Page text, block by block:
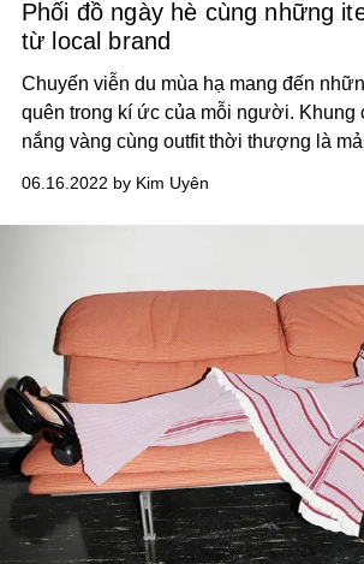
Phối đồ ngày hè cùng những
từ local brand
Chuyến viễn du mùa hạ mang đến
quên trong kí ức của mỗi người. Khung
nắng vàng cùng outfit thời thượng là
06.16.2022 by Kim Uyên